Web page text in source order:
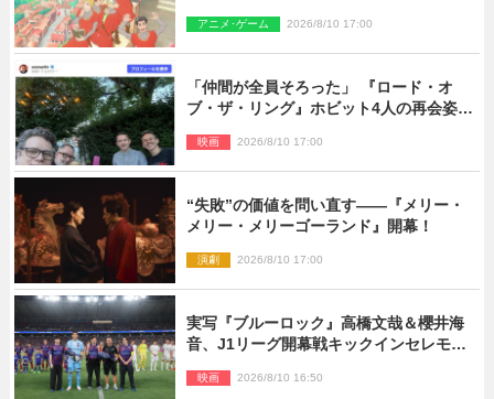
アニメ･ゲーム 2026/8/10 17:00
「仲間が全員そろった」 『ロード・オ
ブ・ザ・リング』ホビット4人の再会姿に
映画 2026/8/10 17:00
“失敗”の価値を問い直す――『メリー・
メリー・メリーゴーランド』開幕！
演劇 2026/8/10 17:00
実写『ブルーロック』高橋文哉＆櫻井海
音、J1リーグ開幕戦キックインセレモニ
映画 2026/8/10 16:50